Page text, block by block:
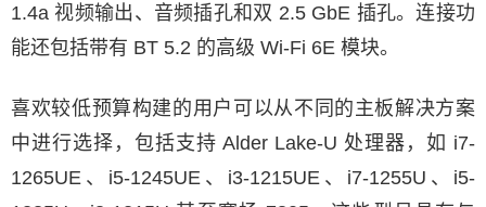
1.4a 视频输出、音频插孔和双 2.5 GbE 插孔。连接功
能还包括带有 BT 5.2 的高级 Wi-Fi 6E 模块。
喜欢较低预算构建的用户可以从不同的主板解决方案
中进行选择，包括支持 Alder Lake-U 处理器，如 i7-
1265UE、i5-1245UE、i3-1215UE、i7-1255U、i5-